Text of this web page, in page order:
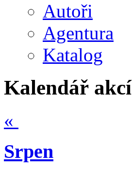
Autoři
Agentura
Katalog
Kalendář akcí
«
Srpen